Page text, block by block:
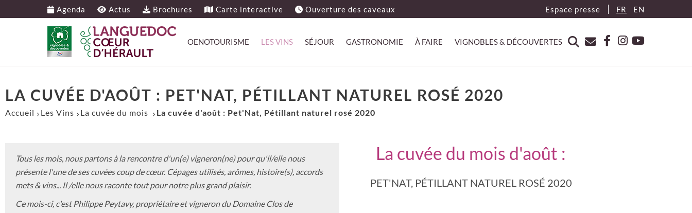
LA CUVÉE D'AOÛT : PET'NAT, PÉTILLANT NATUREL ROSÉ 2020
Accueil Les Vins La cuvée du mois La cuvée d'août : Pet'Nat, Pétillant naturel rosé 2020
Tous les mois, nous partons à la rencontre d'un(e) vigneron(ne) pour qu'il/elle nous
présente l'une de ses cuvées coup de cœur. Cépages utilisés, arômes, histoire(s), accords
mets & vins... Il /elle nous raconte tout pour notre plus grand plaisir.
Ce mois-ci, c'est Philippe Peytavy, propriétaire et vigneron du Domaine Clos de
La cuvée du mois d'août :
PET'NAT, PÉTILLANT NATUREL ROSÉ 2020
Agenda Actus Brochures Carte interactive Ouverture des caveaux Espace presse FR EN
OENOTOURISME LES VINS SÉJOUR GASTRONOMIE À FAIRE VIGNOBLES & DÉCOUVERTES